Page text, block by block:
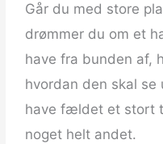
Går du med store
drømmer du om et
have fra bunden af,
hvordan den skal se
have fældet et stort
noget helt andet.